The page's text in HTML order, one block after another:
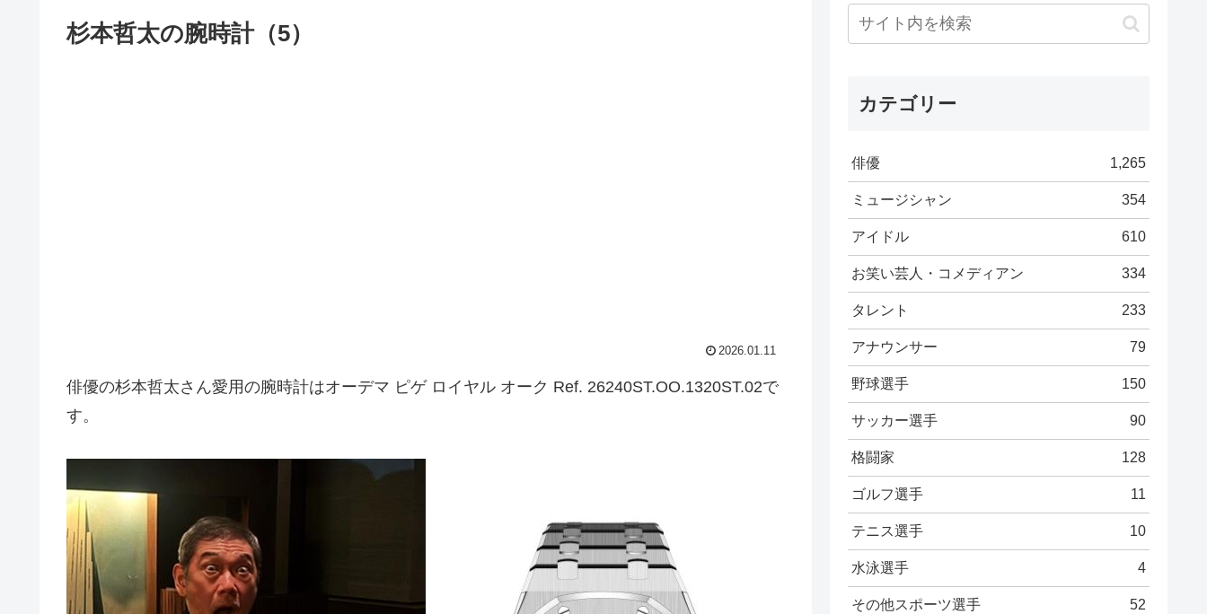
杉本哲太の腕時計（5）
2026.01.11
俳優の杉本哲太さん愛用の腕時計はオーデマ ピゲ ロイヤル オーク Ref. 26240ST.OO.1320ST.02で
す。
カテゴリー
俳優 1,265
ミュージシャン 354
アイドル 610
お笑い芸人・コメディアン 334
タレント 233
アナウンサー 79
野球選手 150
サッカー選手 90
格闘家 128
ゴルフ選手 11
テニス選手 10
水泳選手 4
その他スポーツ選手 52